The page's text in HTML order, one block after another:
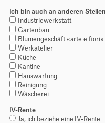
Ich bin auch an anderen
Industriewerkstatt
Gartenbau
Blumengeschäft «arte e fiori»
Werkatelier
Küche
Kantine
Hauswartung
Reinigung
Wäscherei
IV-Rente
Ja, ich beziehe eine IV-Rente